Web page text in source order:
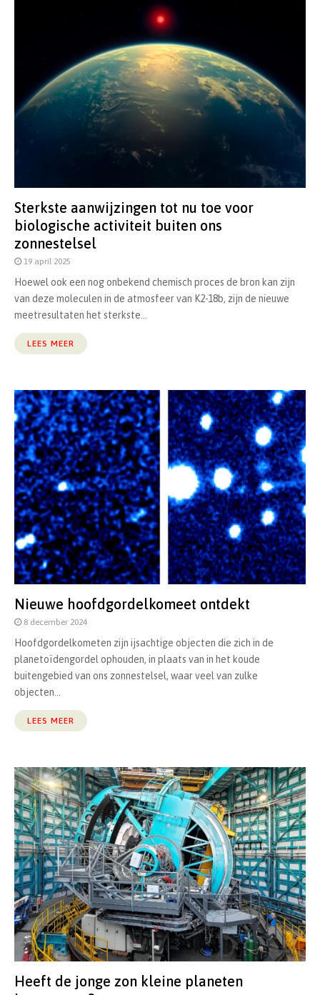
Sterkste aanwijzingen tot nu toe voor
biologische activiteit buiten ons
zonnestelsel
19 april 2025
Hoewel ook een nog onbekend chemisch proces de bron kan zijn
van deze moleculen in de atmosfeer van K2-18b, zijn de nieuwe
meetresultaten het sterkste...
LEES MEER
Nieuwe hoofdgordelkomeet ontdekt
8 december 2024
Hoofdgordelkometen zijn ijsachtige objecten die zich in de
planetoïdengordel ophouden, in plaats van in het koude
buitengebied van ons zonnestelsel, waar veel van zulke
objecten...
LEES MEER
Heeft de jonge zon kleine planeten